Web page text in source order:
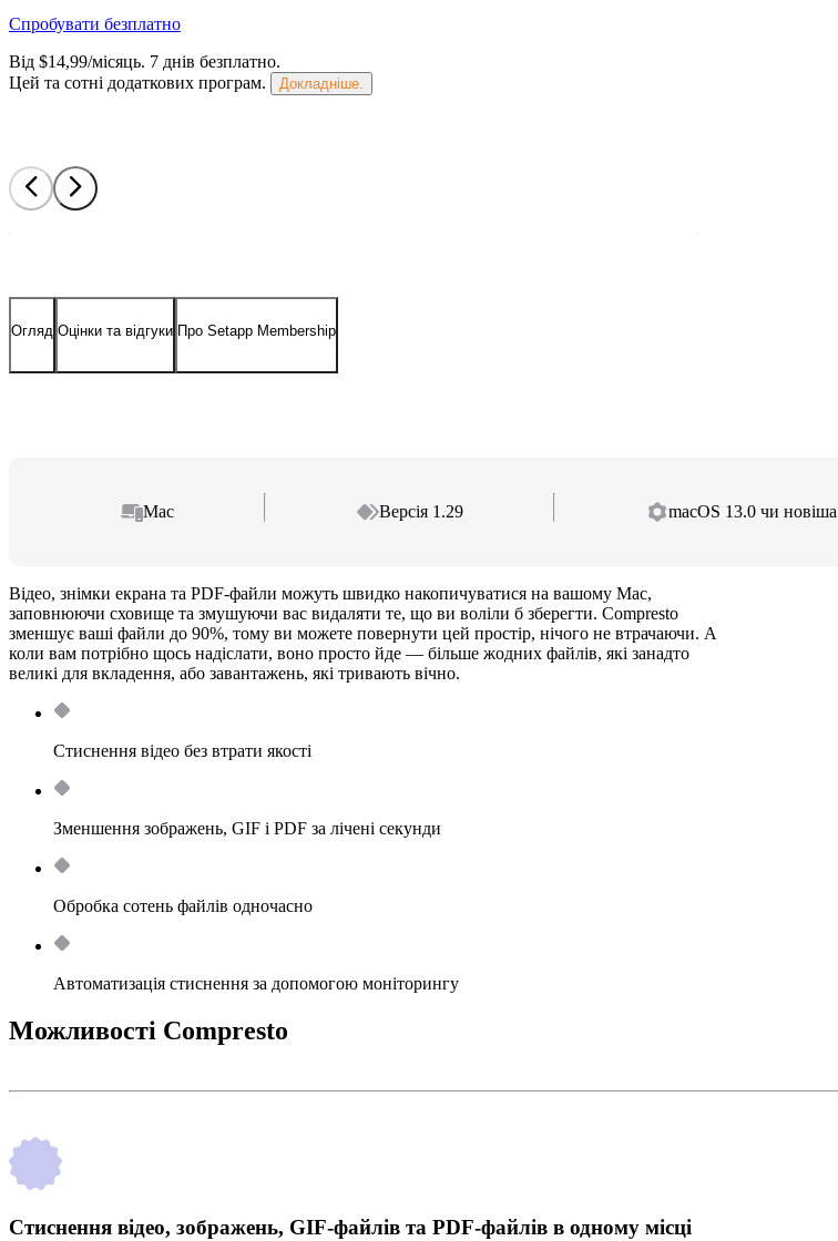
Спробувати безплатно
Від $14,99/місяць. 7 днів безплатно.
Цей та сотні додаткових програм.
Докладніше.
Огляд Оцінки та відгуки Про Setapp Membership
Mac Версія 1.29 macOS 13.0 чи новіша
Відео, знімки екрана та PDF-файли можуть швидко накопичуватися на вашому Mac,
заповнюючи сховище та змушуючи вас видаляти те, що ви воліли б зберегти. Compresto
зменшує ваші файли до 90%, тому ви можете повернути цей простір, нічого не втрачаючи. А
коли вам потрібно щось надіслати, воно просто йде — більше жодних файлів, які занадто
великі для вкладення, або завантажень, які тривають вічно.
Стиснення відео без втрати якості
Зменшення зображень, GIF і PDF за лічені секунди
Обробка сотень файлів одночасно
Автоматизація стиснення за допомогою моніторингу
Можливості Compresto
Стиснення відео, зображень, GIF-файлів та PDF-файлів в одному місці